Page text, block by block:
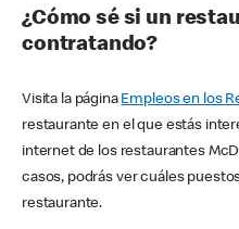
¿Cómo sé si un
contratando?
Visita la página Empleos en los
restaurante en el que estás
internet de los restaurantes
casos, podrás ver cuáles
restaurante.